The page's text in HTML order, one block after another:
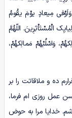
وَاَوْفی مِیعادٍ یوْمَ یقُومُ
الْمُسْتَاْثِرِینَ. اللّهُمَّ
وَاسْلُبْهُمْ مَمالِکهُمْ،
ده و ملاقاتت را بر
عمل روزی ام فرما،
خدایا مرا به حوض